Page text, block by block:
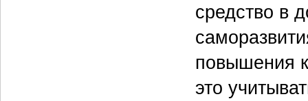
средство в
повышения
это